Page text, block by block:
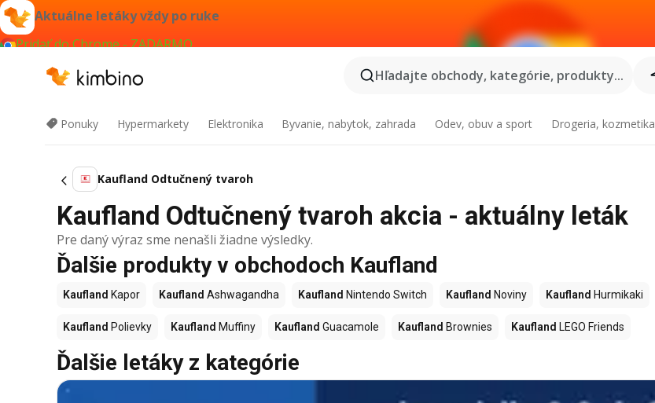
Aktuálne letáky vždy po ruke
Pridať do Chrome - ZADARMO
Hľadajte obchody, kategórie, produkty...
Ponuky Hypermarkety Elektronika Byvanie, nabytok, zahrada Odev, obuv a sport Drogeria, kozmetika
Kaufland Odtučnený tvaroh
Kaufland Odtučnený tvaroh akcia - aktuálny leták
Pre daný výraz sme nenašli žiadne výsledky.
Ďalšie produkty v obchodoch Kaufland
Kaufland Kapor Kaufland Ashwagandha Kaufland Nintendo Switch Kaufland Noviny Kaufland Hurmikaki
Kaufland Polievky Kaufland Muffiny Kaufland Guacamole Kaufland Brownies Kaufland LEGO Friends
Ďalšie letáky z kategórie